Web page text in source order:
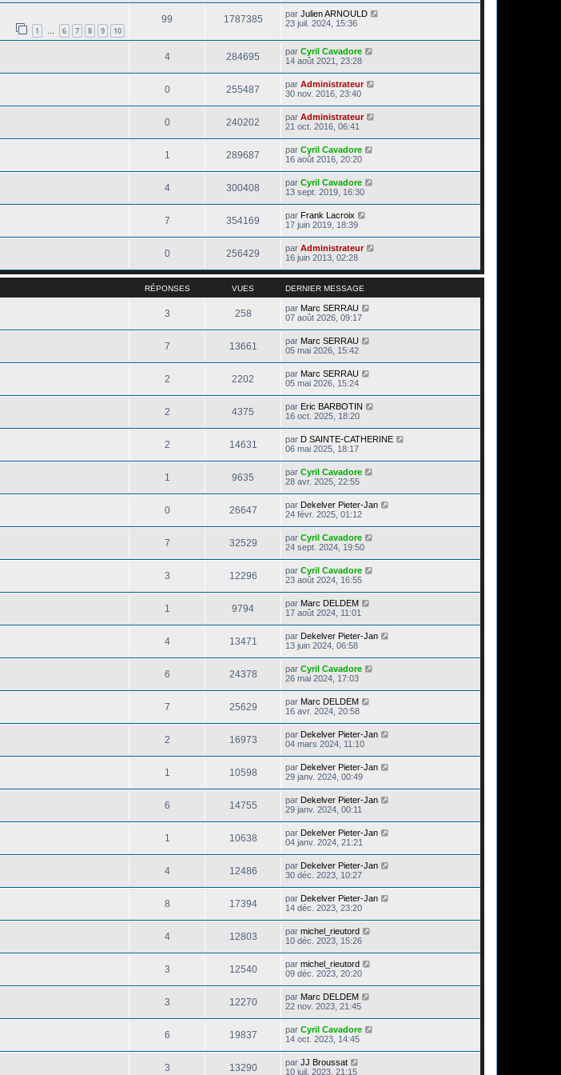
1 … 6 7 8 9 10
99 1787385 par Julien ARNOULD
23 juil. 2024, 15:36
4 284695 par Cyril Cavadore
14 août 2021, 23:28
0 255487 par Administrateur
30 nov. 2016, 23:40
0 240202 par Administrateur
21 oct. 2016, 06:41
1 289687 par Cyril Cavadore
16 août 2016, 20:20
4 300408 par Cyril Cavadore
13 sept. 2019, 16:30
7 354169 par Frank Lacroix
17 juin 2019, 18:39
0 256429 par Administrateur
16 juin 2013, 02:28
RÉPONSES VUES DERNIER MESSAGE
3 258 par Marc SERRAU
07 août 2026, 09:17
7 13661 par Marc SERRAU
05 mai 2026, 15:42
2 2202 par Marc SERRAU
05 mai 2026, 15:24
2 4375 par Eric BARBOTIN
16 oct. 2025, 18:20
2 14631 par D SAINTE-CATHERINE
06 mai 2025, 18:17
1 9635 par Cyril Cavadore
28 avr. 2025, 22:55
0 26647 par Dekelver Pieter-Jan
24 févr. 2025, 01:12
7 32529 par Cyril Cavadore
24 sept. 2024, 19:50
3 12296 par Cyril Cavadore
23 août 2024, 16:55
1 9794 par Marc DELDEM
17 août 2024, 11:01
4 13471 par Dekelver Pieter-Jan
13 juin 2024, 06:58
6 24378 par Cyril Cavadore
26 mai 2024, 17:03
7 25629 par Marc DELDEM
16 avr. 2024, 20:58
2 16973 par Dekelver Pieter-Jan
04 mars 2024, 11:10
1 10598 par Dekelver Pieter-Jan
29 janv. 2024, 00:49
6 14755 par Dekelver Pieter-Jan
29 janv. 2024, 00:11
1 10638 par Dekelver Pieter-Jan
04 janv. 2024, 21:21
4 12486 par Dekelver Pieter-Jan
30 déc. 2023, 10:27
8 17394 par Dekelver Pieter-Jan
14 déc. 2023, 23:20
4 12803 par michel_rieutord
10 déc. 2023, 15:26
3 12540 par michel_rieutord
09 déc. 2023, 20:20
3 12270 par Marc DELDEM
22 nov. 2023, 21:45
6 19837 par Cyril Cavadore
14 oct. 2023, 14:45
3 13290 par JJ Broussat
10 juil. 2023, 21:15